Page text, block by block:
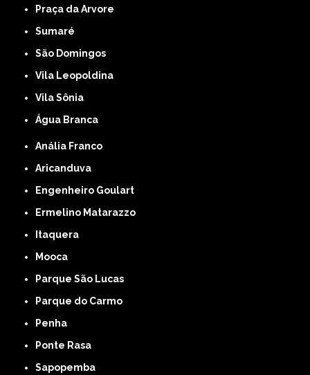
Praça da Arvore
Sumaré
São Domingos
Vila Leopoldina
Vila Sônia
Água Branca
Anália Franco
Aricanduva
Engenheiro Goulart
Ermelino Matarazzo
Itaquera
Mooca
Parque São Lucas
Parque do Carmo
Penha
Ponte Rasa
Sapopemba